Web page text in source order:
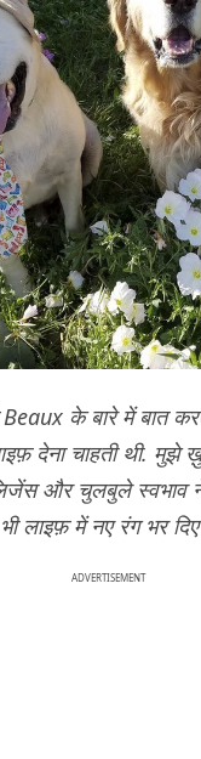
के बारे में बात
देना चाहती थी. मुझे
और चुलबुले स्वभाव ने
लाइफ़ में नए रंग भर
ADVERTISEMENT